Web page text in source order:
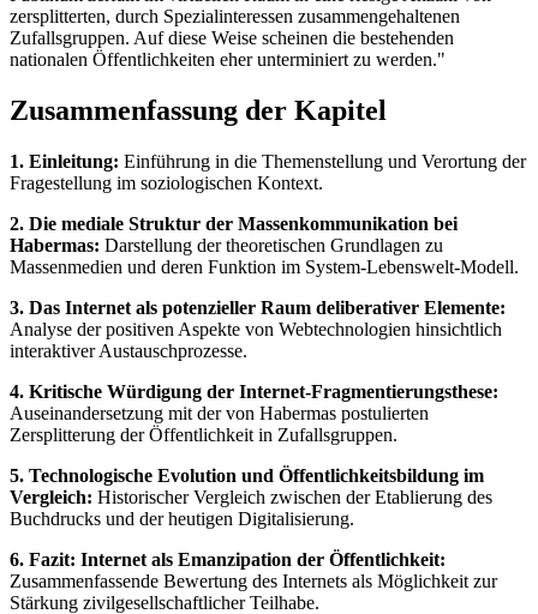
zersplitterten, durch Spezialinteressen zusammengehaltenen
Zufallsgruppen. Auf diese Weise scheinen die bestehenden
nationalen Öffentlichkeiten eher unterminiert zu werden."
Zusammenfassung der Kapitel
1. Einleitung: Einführung in die Themenstellung und Verortung der
Fragestellung im soziologischen Kontext.
2. Die mediale Struktur der Massenkommunikation bei
Habermas: Darstellung der theoretischen Grundlagen zu
Massenmedien und deren Funktion im System-Lebenswelt-Modell.
3. Das Internet als potenzieller Raum deliberativer Elemente:
Analyse der positiven Aspekte von Webtechnologien hinsichtlich
interaktiver Austauschprozesse.
4. Kritische Würdigung der Internet-Fragmentierungsthese:
Auseinandersetzung mit der von Habermas postulierten
Zersplitterung der Öffentlichkeit in Zufallsgruppen.
5. Technologische Evolution und Öffentlichkeitsbildung im
Vergleich: Historischer Vergleich zwischen der Etablierung des
Buchdrucks und der heutigen Digitalisierung.
6. Fazit: Internet als Emanzipation der Öffentlichkeit:
Zusammenfassende Bewertung des Internets als Möglichkeit zur
Stärkung zivilgesellschaftlicher Teilhabe.